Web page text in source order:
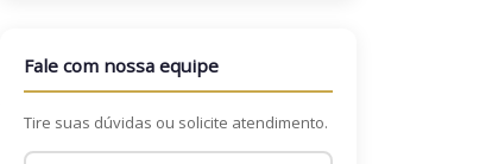
Fale com nossa equipe
Tire suas dúvidas ou solicite atendimento.